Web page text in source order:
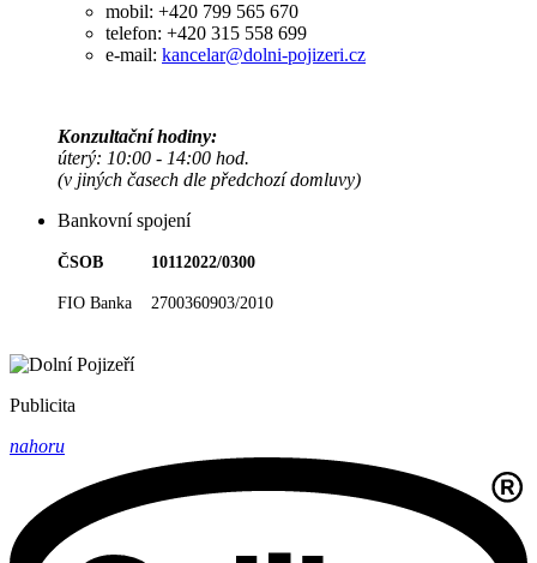
mobil: +420 799 565 670
telefon: +420 315 558 699
e-mail: kancelar@dolni-pojizeri.cz
Konzultační hodiny:
úterý: 10:00 - 14:00 hod.
(v jiných časech dle předchozí domluvy)
Bankovní spojení
ČSOB 10112022/0300
FIO Banka 2700360903/2010
Publicita
nahoru